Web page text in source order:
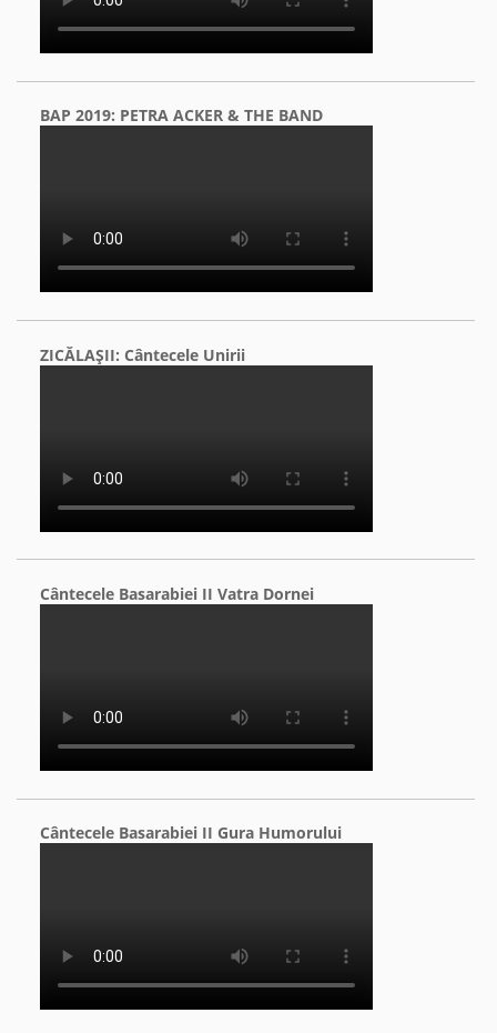
BAP 2019: PETRA ACKER & THE BAND
ZICĂLAŞII: Cântecele Unirii
Cântecele Basarabiei II Vatra Dornei
Cântecele Basarabiei II Gura Humorului